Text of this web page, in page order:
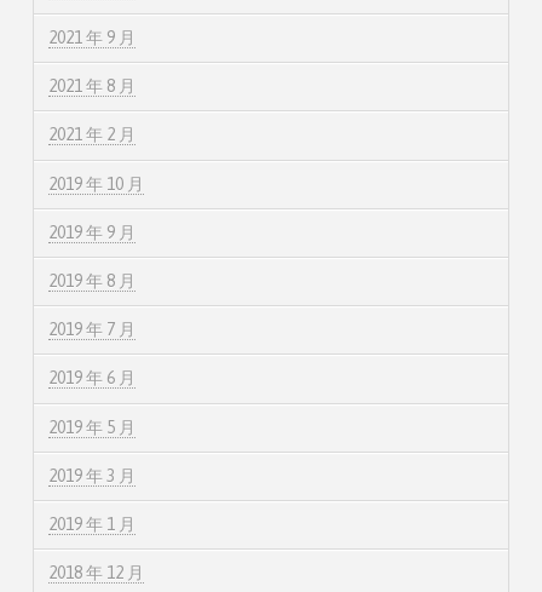
2021 年 9 月
2021 年 8 月
2021 年 2 月
2019 年 10 月
2019 年 9 月
2019 年 8 月
2019 年 7 月
2019 年 6 月
2019 年 5 月
2019 年 3 月
2019 年 1 月
2018 年 12 月